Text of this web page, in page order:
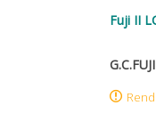
Fuji II
G.C.FUJI